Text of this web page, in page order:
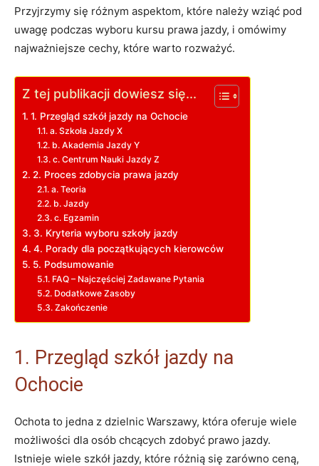
Przyjrzymy się różnym aspektom, które należy wziąć pod
uwagę podczas wyboru kursu prawa jazdy, i omówimy
najważniejsze cechy, które warto rozważyć.
Z tej publikacji dowiesz się...
1. Przegląd szkół jazdy na Ochocie
a. Szkoła Jazdy X
b. Akademia Jazdy Y
c. Centrum Nauki Jazdy Z
2. Proces zdobycia prawa jazdy
a. Teoria
b. Jazdy
c. Egzamin
3. Kryteria wyboru szkoły jazdy
4. Porady dla początkujących kierowców
5. Podsumowanie
FAQ – Najczęściej Zadawane Pytania
Dodatkowe Zasoby
Zakończenie
1. Przegląd szkół jazdy na
Ochocie
Ochota to jedna z dzielnic Warszawy, która oferuje wiele
możliwości dla osób chcących zdobyć prawo jazdy.
Istnieje wiele szkół jazdy, które różnią się zarówno ceną,